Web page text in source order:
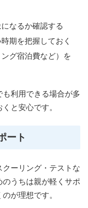
なるか確認する
期を把握しておく
グ宿泊費など）を
利用できる場合が多
と安心です。
ート
ーリング・テストな
うちは親が軽くサポ
が理想です。